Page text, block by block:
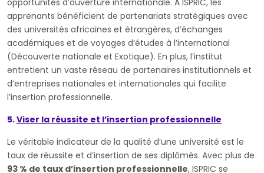
opportunités d’ouverture internationale. À ISPRIC, les
apprenants bénéficient de partenariats stratégiques avec
des universités africaines et étrangères, d’échanges
académiques et de voyages d’études à l’international
(Découverte nationale et Exotique). En plus, l’institut
entretient un vaste réseau de partenaires institutionnels et
d’entreprises nationales et internationales qui facilite
l’insertion professionnelle.
5.Viser la réussite et l’insertion professionnelle
Le véritable indicateur de la qualité d’une université est le
taux de réussite et d’insertion de ses diplômés. Avec plus de
93 % de taux d’insertion professionnelle, ISPRIC se